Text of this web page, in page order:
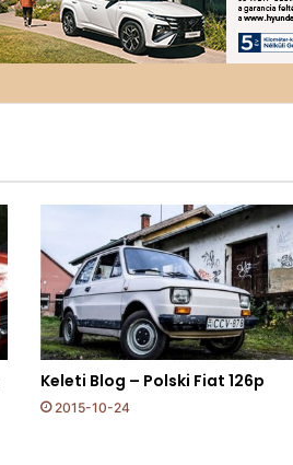
Keleti Blog – Polski Fiat 126p
2015-10-24